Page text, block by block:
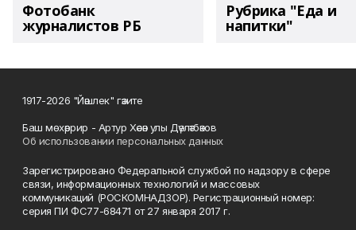
Фотобанк
журналистов РБ
Рубрика "Еда и
напитки"
1917-2026 "Йәшлек" гәзите
Баш мөхәррир - Артур Хәсән улы Дәүләтбәков
Об использовании персональных данных
Зарегистрировано Федеральной службой по надзору в сфере
связи, информационных технологий и массовых
коммуникаций (РОСКОМНАДЗОР). Регистрационный номер:
серия ПИ ФС77-68471 от 27 января 2017 г.